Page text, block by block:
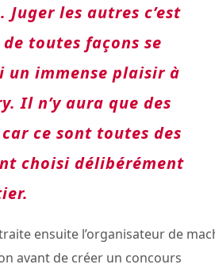
les autres c’est
toutes façons se
immense plaisir à
Il n’y aura que des
ce sont toutes des
choisi délibérément
ensuite l’organisateur de
avant de créer un concours